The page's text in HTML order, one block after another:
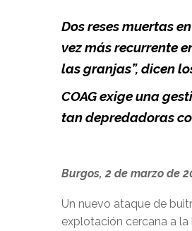
Dos reses muertas
vez más recurrente
las granjas”, dicen
COAG exige una
tan depredadoras
Burgos, 2 de marzo de
Un nuevo ataque de
explotación cercana a